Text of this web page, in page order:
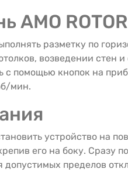
AMO
разметку по
возведении стен
с помощью кнопок на
мин.
устройство на
его на боку. Сразу
пределов